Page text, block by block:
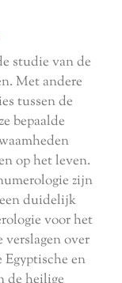
studie van de
Met andere
tussen de
bepaalde
op het leven.
zijn
duidelijk
voor het
over
en